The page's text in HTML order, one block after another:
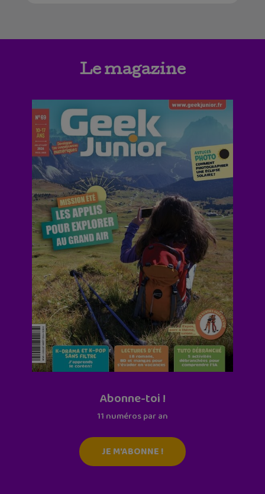
Le magazine
Abonne-toi !
11 numéros par an
JE M'ABONNE !